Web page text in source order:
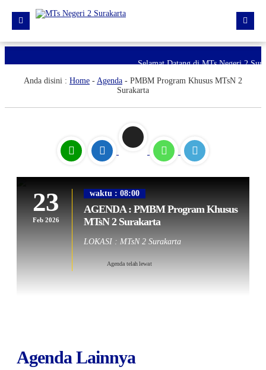
Berita
Profil Madrasah
Kurikulum
PMBM 2026/2027
Selamat Datang di MTs Negeri 2
Anda disini : Home - Agenda - PMBM Program Khusus MTsN 2
Surakarta
23
Feb 2026
waktu : 08:00
AGENDA : PMBM Program Khusus
MTsN 2 Surakarta
LOKASI : MTsN 2 Surakarta
Agenda telah lewat
Agenda Lainnya